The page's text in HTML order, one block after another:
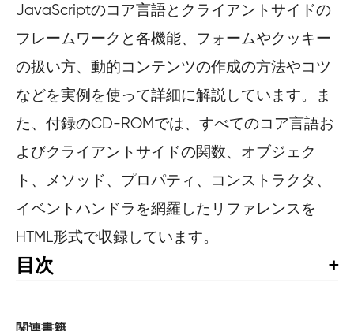
JavaScriptのコア言語とクライアントサイドの
フレームワークと各機能、フォームやクッキー
の扱い方、動的コンテンツの作成の方法やコツ
などを実例を使って詳細に解説しています。ま
た、付録のCD-ROMでは、すべてのコア言語お
よびクライアントサイドの関数、オブジェク
ト、メソッド、プロパティ、コンストラクタ、
イベントハンドラを網羅したリファレンスを
HTML形式で収録しています。
目次